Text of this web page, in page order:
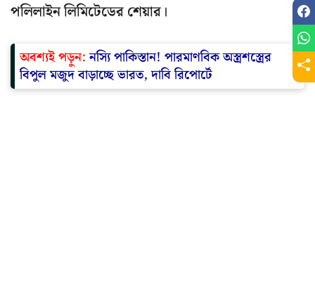
পলিলাইন লিমিটেডের শেয়ার।
অবশ্যই পড়ুন:নস্যি পাকিস্তান! পারমাণবিক অস্ত্রশস্ত্রের
বিপুল মজুদ বাড়াচ্ছে ভারত, দাবি রিপোর্টে